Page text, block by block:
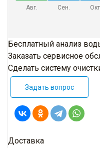
Авг. Сен.
Бесплатный анализ
Заказать сервисное
Сделать систему
Задать вопрос
Доставка